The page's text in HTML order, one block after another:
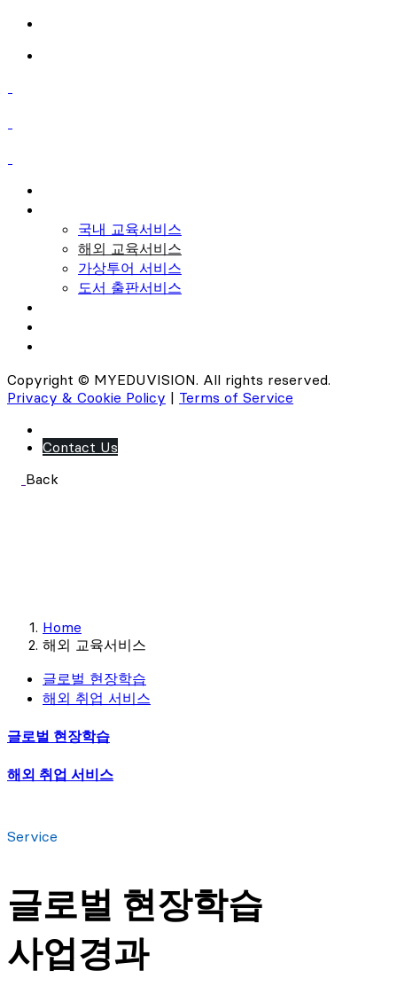
국내 교육서비스
해외 교육서비스
가상투어 서비스
도서 출판서비스
Copyright © MYEDUVISION. All rights reserved.
Privacy & Cookie Policy | Terms of Service
Contact Us
Back
Home
해외 교육서비스
글로벌 현장학습
해외 취업 서비스
글로벌 현장학습
해외 취업 서비스
Service
글로벌 현장학습
사업경과